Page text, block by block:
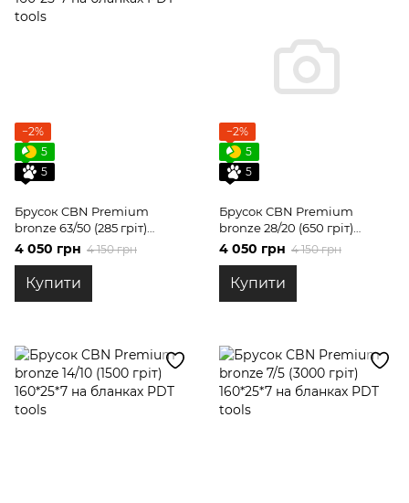
−2%
5
5
Брусок CBN Premium
bronze 63/50 (285 гріт)
160*25*7 на бланках PDT
4 050 грн 4 150 грн
Купити
−2%
5
5
Брусок CBN Premium
bronze 28/20 (650 гріт)
160*25*7 на бланках PDT
4 050 грн 4 150 грн
Купити